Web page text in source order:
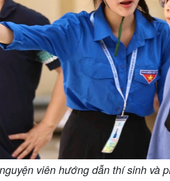
viên hướng dẫn thí sinh và